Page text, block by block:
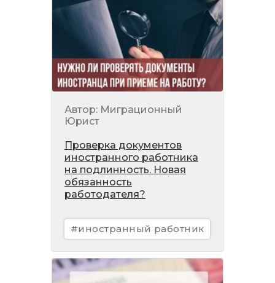
Автор: Миграционный
Юрист
Проверка документов
иностранного работника
на подлинность. Новая
обязанность
работодателя?
#иностранный работник